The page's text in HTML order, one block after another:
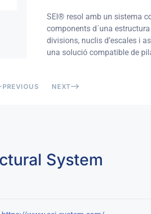
SEI® resol amb un sistema
components d´una
divisions, nuclis d’escales i
una solució compatible de
PREVIOUS NEXT
System